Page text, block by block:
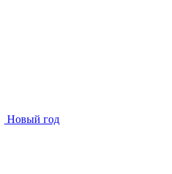
Новый год